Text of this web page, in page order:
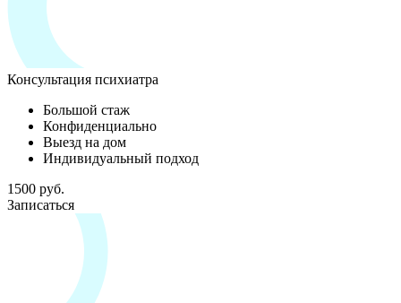
Консультация психиатра
Большой стаж
Конфиденциально
Выезд на дом
Индивидуальный подход
1500 руб.
Записаться